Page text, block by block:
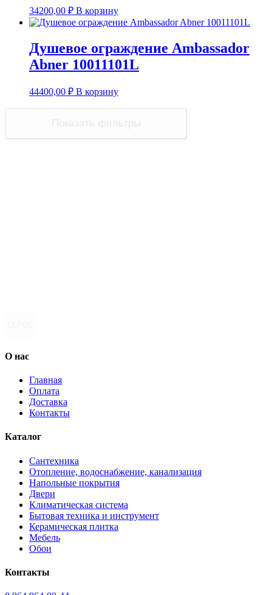
34200,00 ₽ В корзину
Душевое ограждение Ambassador
Abner 10011101L
44400,00 ₽ В корзину
О нас
Главная
Оплата
Доставка
Контакты
Каталог
Сантехника
Отопление, водоснабжение, канализация
Напольные покрытия
Двери
Климатическая система
Бытовая техника и инструмент
Керамическая плитка
Мебель
Обои
Контакты